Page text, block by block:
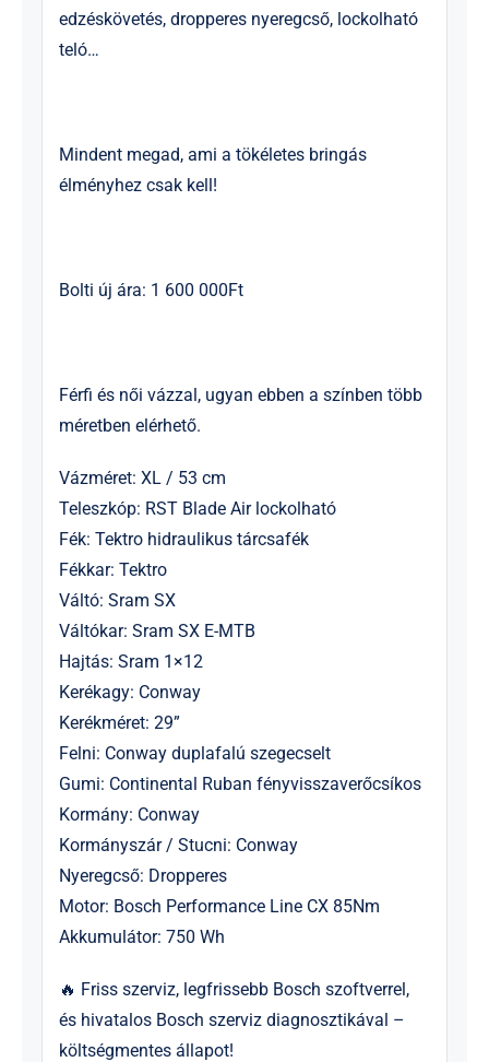
edzéskövetés, dropperes nyeregcső, lockolható
teló…
Mindent megad, ami a tökéletes bringás
élményhez csak kell!
Bolti új ára: 1 600 000Ft
Férfi és női vázzal, ugyan ebben a színben több
méretben elérhető.
Vázméret: XL / 53 cm
Teleszkóp: RST Blade Air lockolható
Fék: Tektro hidraulikus tárcsafék
Fékkar: Tektro
Váltó: Sram SX
Váltókar: Sram SX E-MTB
Hajtás: Sram 1×12
Kerékagy: Conway
Kerékméret: 29”
Felni: Conway duplafalú szegecselt
Gumi: Continental Ruban fényvisszaverőcsíkos
Kormány: Conway
Kormányszár / Stucni: Conway
Nyeregcső: Dropperes
Motor: Bosch Performance Line CX 85Nm
Akkumulátor: 750 Wh
🔥 Friss szerviz, legfrissebb Bosch szoftverrel,
és hivatalos Bosch szerviz diagnosztikával –
költségmentes állapot!